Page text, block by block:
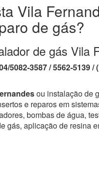
Vila
de gás?
de gás Vila
5082-3587 / 5562-5139
ou instalação de
e reparos em
bombas de água,
gás, aplicação de resina